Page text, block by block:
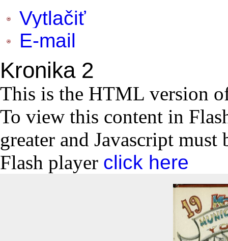
Vytlačiť
E-mail
Kronika 2
This is the HTML version
To view this content in
greater and Javascript
Flash player click here